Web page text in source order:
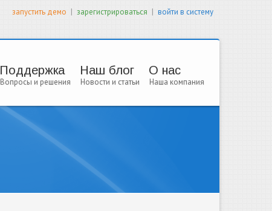
запустить демо | зарегистрироваться | войти в систему
Поддержка
Вопросы и решения
Наш блог
Новости и статьи
О нас
Наша компания